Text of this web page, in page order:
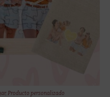
,Producto personalizado